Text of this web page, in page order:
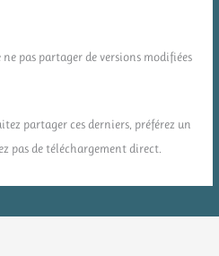
ne pas partager de versions modifiées
partager ces derniers, préférez un
pas de téléchargement direct.